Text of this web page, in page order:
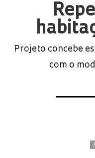
Projeto concebe
com o